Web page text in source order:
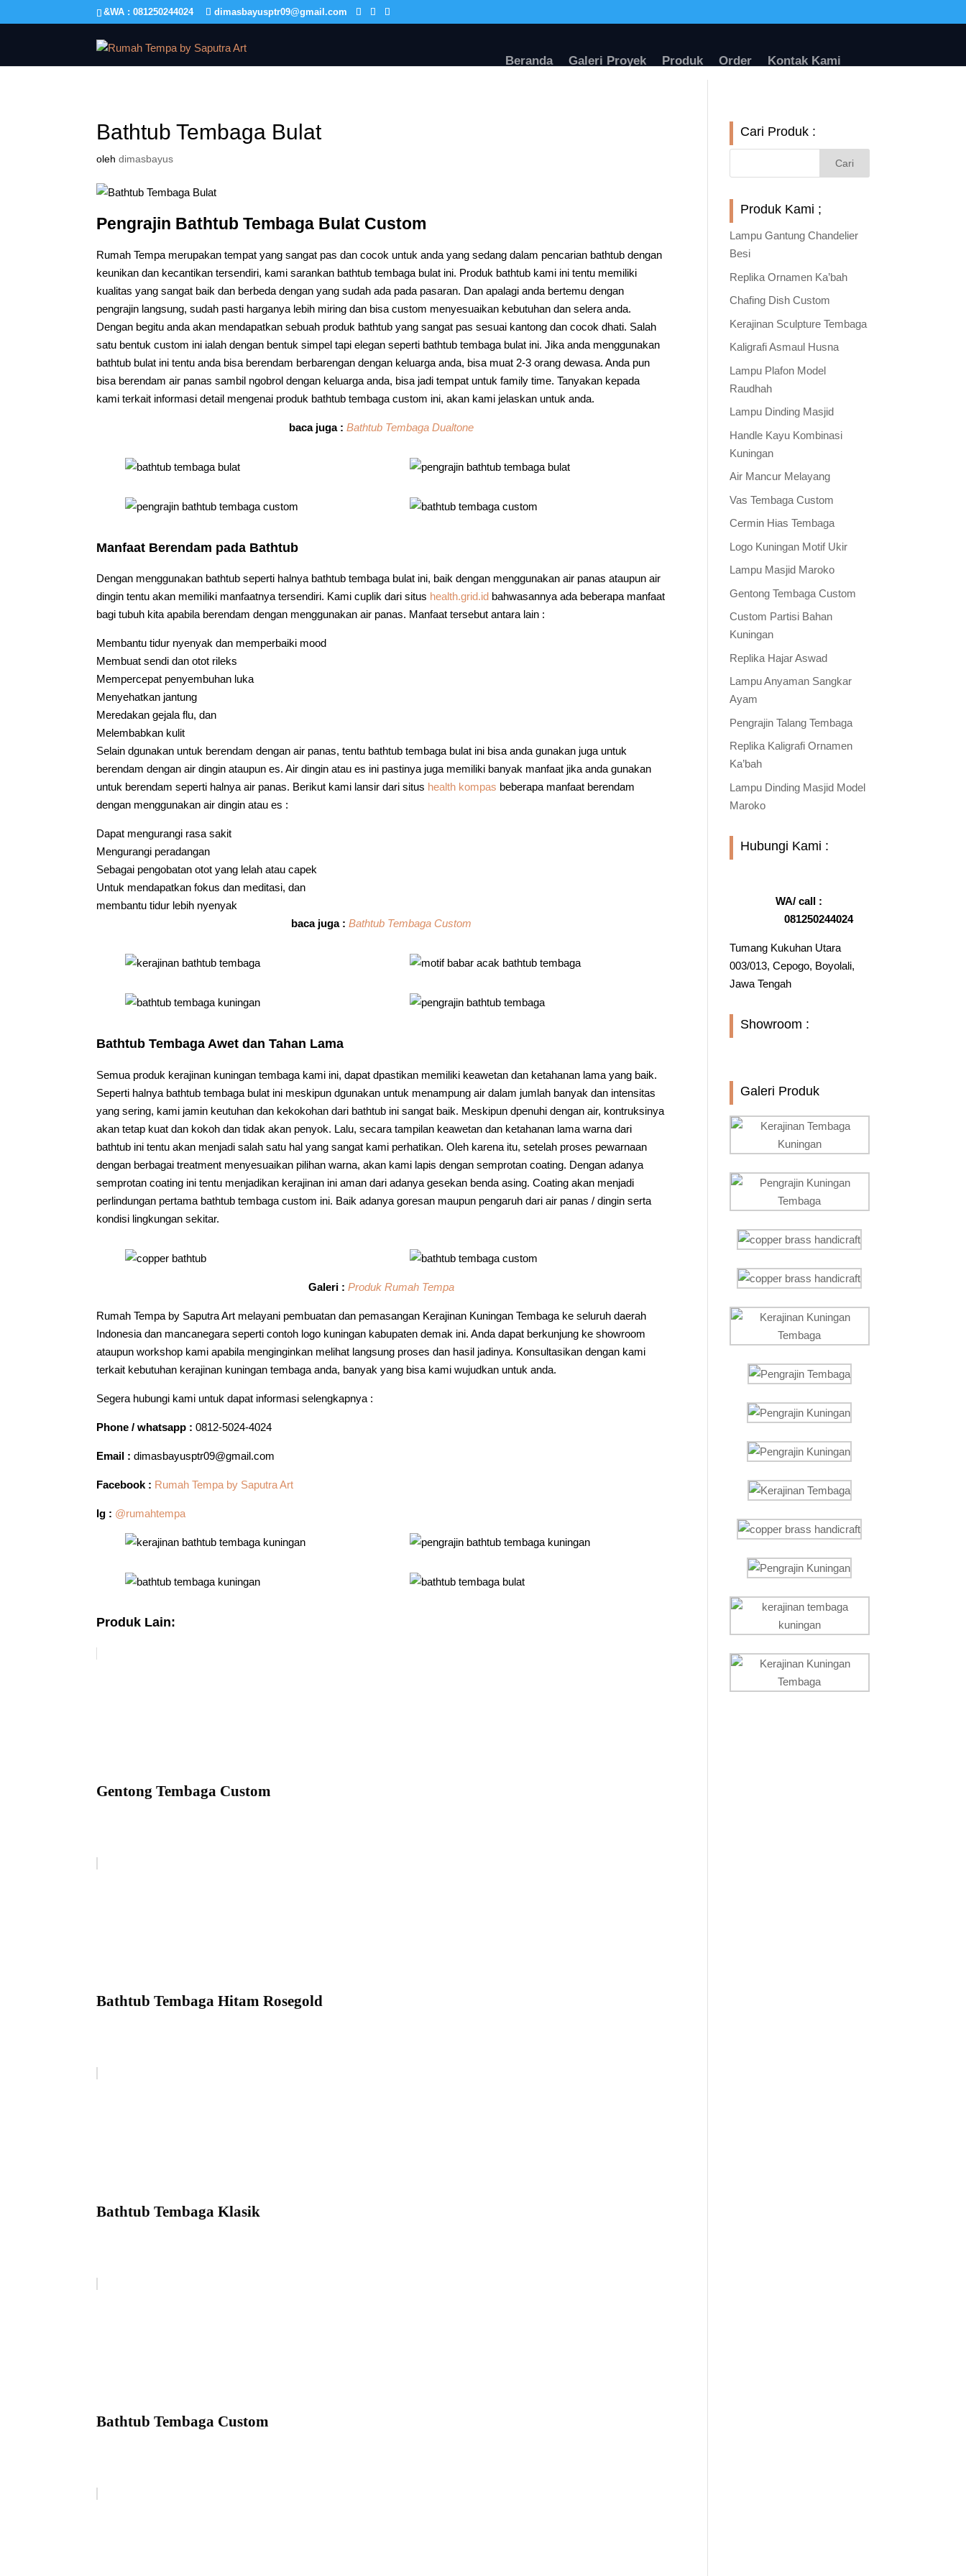
&WA : 081250244024 dimasbayusptr09@gmail.com
Beranda Galeri Proyek Produk Order Kontak Kami
Bathtub Tembaga Bulat
olehdimasbayus
Pengrajin Bathtub Tembaga Bulat Custom
Rumah Tempa merupakan tempat yang sangat pas dan cocok untuk anda yang sedang dalam pencarian bathtub dengan
keunikan dan kecantikan tersendiri, kami sarankan bathtub tembaga bulat ini. Produk bathtub kami ini tentu memiliki
kualitas yang sangat baik dan berbeda dengan yang sudah ada pada pasaran. Dan apalagi anda bertemu dengan
pengrajin langsung, sudah pasti harganya lebih miring dan bisa custom menyesuaikan kebutuhan dan selera anda.
Dengan begitu anda akan mendapatkan sebuah produk bathtub yang sangat pas sesuai kantong dan cocok dhati. Salah
satu bentuk custom ini ialah dengan bentuk simpel tapi elegan seperti bathtub tembaga bulat ini. Jika anda menggunakan
bathtub bulat ini tentu anda bisa berendam berbarengan dengan keluarga anda, bisa muat 2-3 orang dewasa. Anda pun
bisa berendam air panas sambil ngobrol dengan keluarga anda, bisa jadi tempat untuk family time. Tanyakan kepada
kami terkait informasi detail mengenai produk bathtub tembaga custom ini, akan kami jelaskan untuk anda.
baca juga : Bathtub Tembaga Dualtone
Manfaat Berendam pada Bathtub
Dengan menggunakan bathtub seperti halnya bathtub tembaga bulat ini, baik dengan menggunakan air panas ataupun air
dingin tentu akan memiliki manfaatnya tersendiri. Kami cuplik dari situs health.grid.id bahwasannya ada beberapa manfaat
bagi tubuh kita apabila berendam dengan menggunakan air panas. Manfaat tersebut antara lain :
Membantu tidur nyenyak dan memperbaiki mood
Membuat sendi dan otot rileks
Mempercepat penyembuhan luka
Menyehatkan jantung
Meredakan gejala flu, dan
Melembabkan kulit
Selain dgunakan untuk berendam dengan air panas, tentu bathtub tembaga bulat ini bisa anda gunakan juga untuk
berendam dengan air dingin ataupun es. Air dingin atau es ini pastinya juga memiliki banyak manfaat jika anda gunakan
untuk berendam seperti halnya air panas. Berikut kami lansir dari situs health kompas beberapa manfaat berendam
dengan menggunakan air dingin atau es :
Dapat mengurangi rasa sakit
Mengurangi peradangan
Sebagai pengobatan otot yang lelah atau capek
Untuk mendapatkan fokus dan meditasi, dan
membantu tidur lebih nyenyak
baca juga : Bathtub Tembaga Custom
Bathtub Tembaga Awet dan Tahan Lama
Semua produk kerajinan kuningan tembaga kami ini, dapat dpastikan memiliki keawetan dan ketahanan lama yang baik.
Seperti halnya bathtub tembaga bulat ini meskipun dgunakan untuk menampung air dalam jumlah banyak dan intensitas
yang sering, kami jamin keutuhan dan kekokohan dari bathtub ini sangat baik. Meskipun dpenuhi dengan air, kontruksinya
akan tetap kuat dan kokoh dan tidak akan penyok. Lalu, secara tampilan keawetan dan ketahanan lama warna dari
bathtub ini tentu akan menjadi salah satu hal yang sangat kami perhatikan. Oleh karena itu, setelah proses pewarnaan
dengan berbagai treatment menyesuaikan pilihan warna, akan kami lapis dengan semprotan coating. Dengan adanya
semprotan coating ini tentu menjadikan kerajinan ini aman dari adanya gesekan benda asing. Coating akan menjadi
perlindungan pertama bathtub tembaga custom ini. Baik adanya goresan maupun pengaruh dari air panas / dingin serta
kondisi lingkungan sekitar.
Galeri : Produk Rumah Tempa
Rumah Tempa by Saputra Art melayani pembuatan dan pemasangan Kerajinan Kuningan Tembaga ke seluruh daerah
Indonesia dan mancanegara seperti contoh logo kuningan kabupaten demak ini. Anda dapat berkunjung ke showroom
ataupun workshop kami apabila menginginkan melihat langsung proses dan hasil jadinya. Konsultasikan dengan kami
terkait kebutuhan kerajinan kuningan tembaga anda, banyak yang bisa kami wujudkan untuk anda.
Segera hubungi kami untuk dapat informasi selengkapnya :
Phone / whatsapp : 0812-5024-4024
Email : dimasbayusptr09@gmail.com
Facebook : Rumah Tempa by Saputra Art
Ig : @rumahtempa
Produk Lain:
Gentong Tembaga Custom
Bathtub Tembaga Hitam Rosegold
Bathtub Tembaga Klasik
Bathtub Tembaga Custom
Cari Produk :
Produk Kami ;
Lampu Gantung Chandelier
Besi
Replika Ornamen Ka’bah
Chafing Dish Custom
Kerajinan Sculpture Tembaga
Kaligrafi Asmaul Husna
Lampu Plafon Model
Raudhah
Lampu Dinding Masjid
Handle Kayu Kombinasi
Kuningan
Air Mancur Melayang
Vas Tembaga Custom
Cermin Hias Tembaga
Logo Kuningan Motif Ukir
Lampu Masjid Maroko
Gentong Tembaga Custom
Custom Partisi Bahan
Kuningan
Replika Hajar Aswad
Lampu Anyaman Sangkar
Ayam
Pengrajin Talang Tembaga
Replika Kaligrafi Ornamen
Ka’bah
Lampu Dinding Masjid Model
Maroko
Hubungi Kami :
WA/ call :
081250244024
Tumang Kukuhan Utara
003/013, Cepogo, Boyolali,
Jawa Tengah
Showroom :
Galeri Produk